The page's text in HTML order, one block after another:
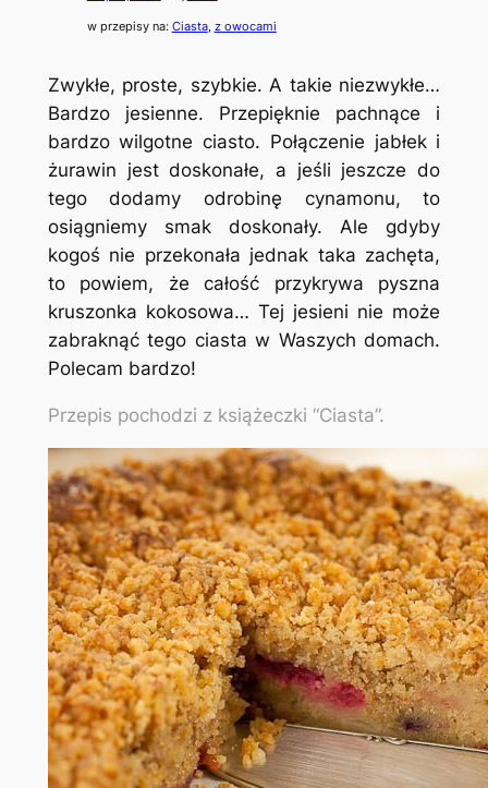
w przepisy na: Ciasta, z owocami
Zwykłe, proste, szybkie. A takie niezwykłe…
Bardzo jesienne. Przepięknie pachnące i
bardzo wilgotne ciasto. Połączenie jabłek i
żurawin jest doskonałe, a jeśli jeszcze do
tego dodamy odrobinę cynamonu, to
osiągniemy smak doskonały. Ale gdyby
kogoś nie przekonała jednak taka zachęta,
to powiem, że całość przykrywa pyszna
kruszonka kokosowa… Tej jesieni nie może
zabraknąć tego ciasta w Waszych domach.
Polecam bardzo!
Przepis pochodzi z książeczki “Ciasta”.